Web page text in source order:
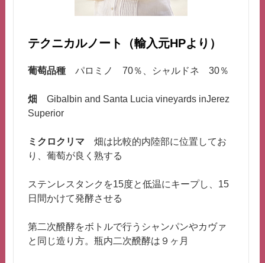
テクニカルノート（輸入元HPより）
葡萄品種 パロミノ 70％、シャルドネ 30％
畑
Gibalbin and Santa Lucia vineyards inJerez
Superior
ミクロクリマ 畑は比較的内陸部に位置してお
り、葡萄が良く熟する
ステンレスタンクを15度と低温にキープし、15
日間かけて発酵させる
第二次醗酵をボトルで行うシャンパンやカヴァ
と同じ造り方。瓶内二次醗酵は９ヶ月